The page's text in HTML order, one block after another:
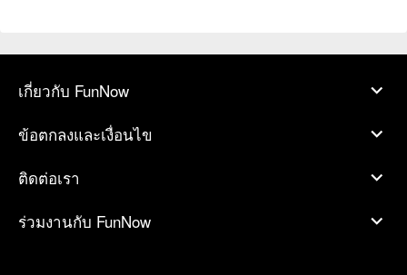
เกี่ยวกับ FunNow
ข้อตกลงและเงื่อนไข
ติดต่อเรา
ร่วมงานกับ FunNow